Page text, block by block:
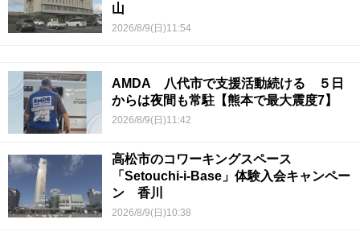
山
2026/8/9(日)11:54
AMDA 八代市で支援活動続ける ５日
からは夜間も常駐【熊本で最大震度7】
2026/8/9(日)11:42
高松市のコワーキングスペース
「Setouchi-i-Base」体験入会キャンペー
ン 香川
2026/8/9(日)10:38